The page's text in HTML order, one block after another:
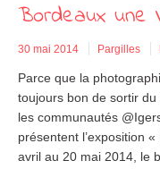
Bordeaux une
30 mai 2014 Pargilles
Parce que la
toujours bon de sortir
les communautés
présentent l’exposition
avril au 20 mai 2014, le